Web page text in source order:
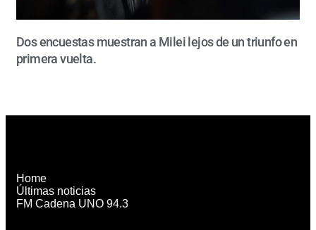
Dos encuestas muestran a Milei lejos de un triunfo en
primera vuelta.
Home
Últimas noticias
FM Cadena UNO 94.3